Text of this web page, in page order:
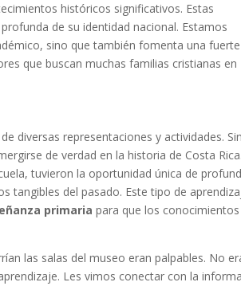
históricos significativos. Estas
de su identidad nacional. Estamos
sino que también fomenta una fuerte
que buscan muchas familias cristianas en
diversas representaciones y actividades. Sin
de verdad en la historia de Costa Rica.
tuvieron la oportunidad única de
tangibles del pasado. Este tipo de
primaria para que los
las salas del museo eran palpables. No
Les vimos conectar con la